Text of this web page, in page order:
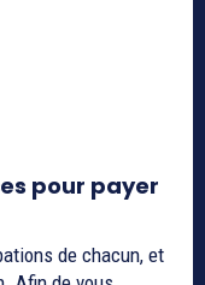
pour payer
de chacun, et